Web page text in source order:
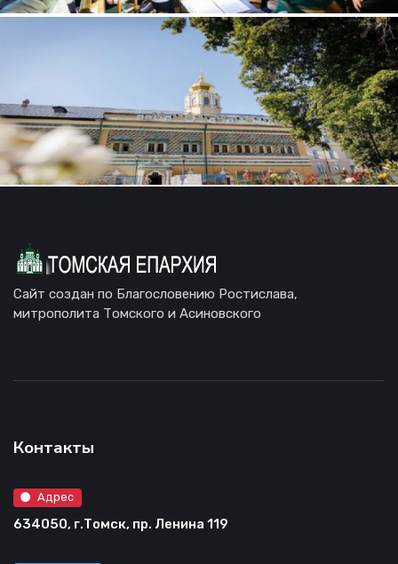
Сайт создан по Благословению Ростислава,
митрополита Томского и Асиновского
Контакты
Адрес
634050, г.Томск, пр. Ленина 119